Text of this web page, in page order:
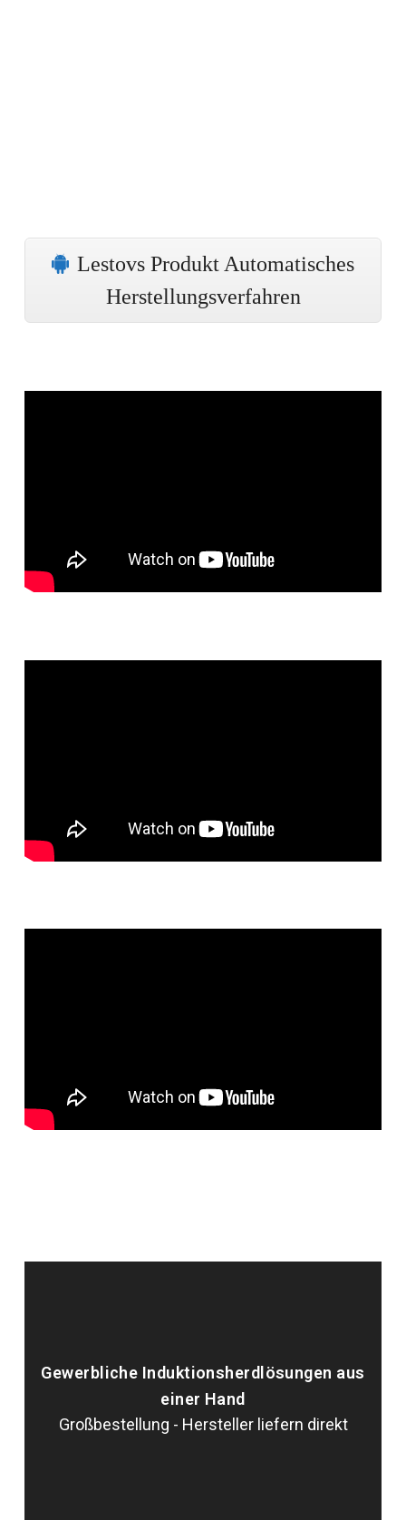
Lestovs Produkt Automatisches
Herstellungsverfahren
Gewerbliche Induktionsherdlösungen aus
einer Hand
Großbestellung - Hersteller liefern direkt